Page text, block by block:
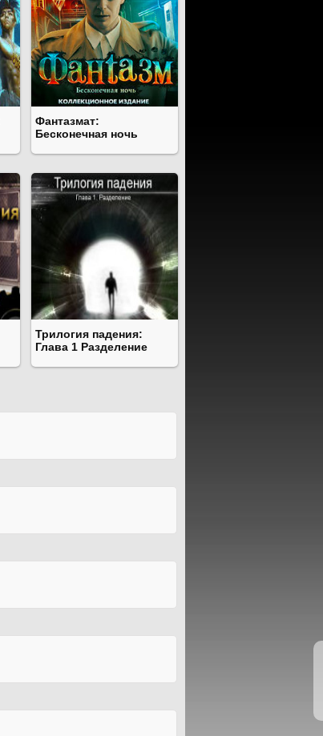
Фантазмат:
Бесконечная ночь
Трилогия падения:
Глава 1 Разделение